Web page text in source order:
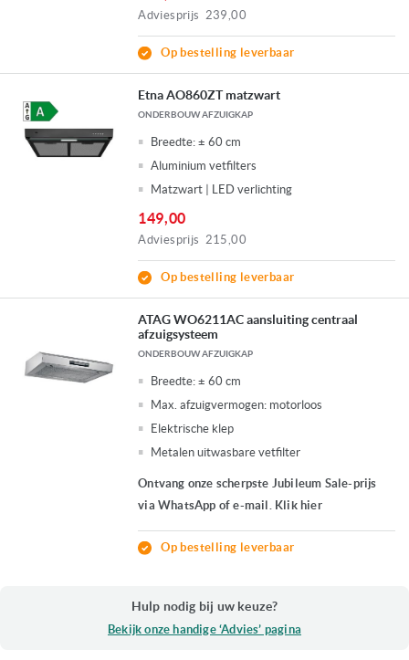
Adviesprijs 239,00
Op bestelling leverbaar
Etna AO860ZT matzwart
ONDERBOUW AFZUIGKAP
Breedte: ± 60 cm
Aluminium vetfilters
Matzwart | LED verlichting
149,00
Adviesprijs 215,00
Op bestelling leverbaar
ATAG WO6211AC aansluiting centraal
afzuigsysteem
ONDERBOUW AFZUIGKAP
Breedte: ± 60 cm
Max. afzuigvermogen: motorloos
Elektrische klep
Metalen uitwasbare vetfilter
Ontvang onze scherpste Jubileum Sale-prijs
via WhatsApp of e-mail. Klik hier
Op bestelling leverbaar
Hulp nodig bij uw keuze?
Bekijk onze handige ‘Advies’ pagina